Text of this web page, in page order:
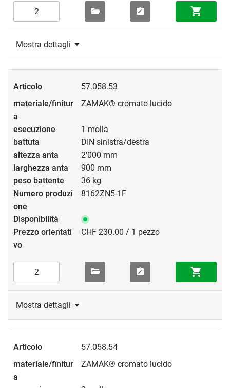
Mostra dettagli
57.058.53
ZAMAK® cromato lucido
1 molla
DIN sinistra/destra
2'000 mm
900 mm
36 kg
8162ZN5-1F
CHF 230.00 / 1 pezzo
Mostra dettagli
57.058.54
ZAMAK® cromato lucido